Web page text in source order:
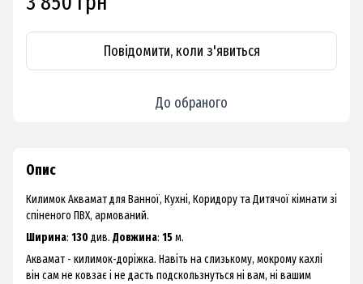
Повідомити, коли з'явиться
До обраного
Опис
Килимок Аквамат для Ванної, Кухні, Коридору та Дитячої кімнати зі
спіненого ПВХ, армований.
Ширина: 130див. Довжина: 15м.
Аквамат - килимок-доріжка. Навіть на слизькому, мокрому кахлі
він сам не ковзає і не дасть подскользнуться ні вам, ні вашим